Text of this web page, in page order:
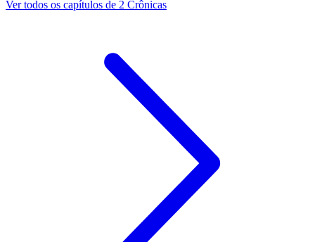
Ver todos os capítulos de 2 Crônicas